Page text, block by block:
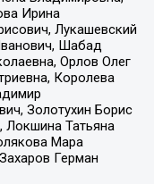
Ирина
Лукашевский
Шабад
Орлов Олег
Королева
Золотухин Борис
Локшина Татьяна
Мара
Герман